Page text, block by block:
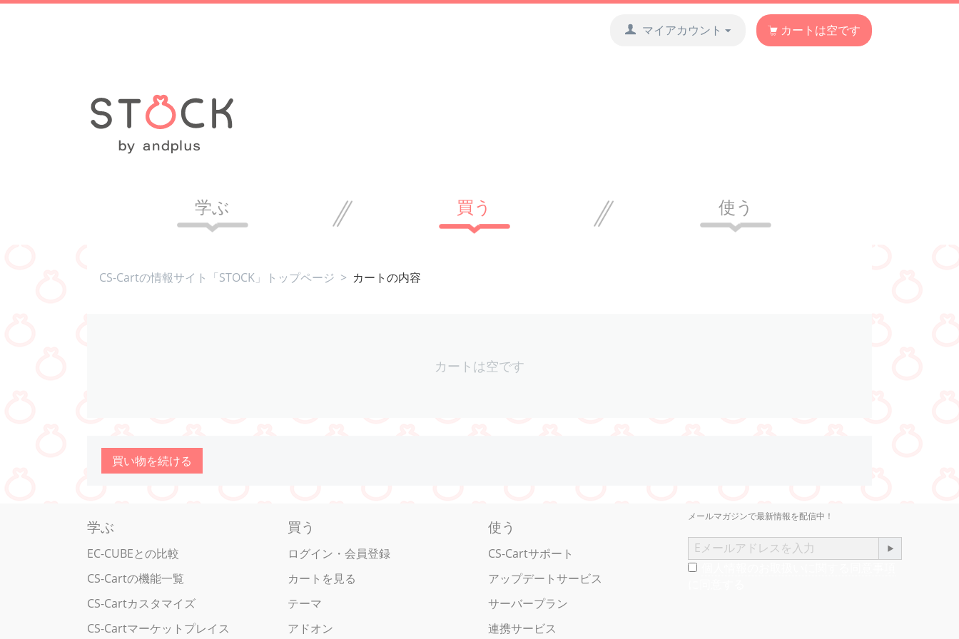
カートは空です
マイアカウント
学ぶ 買う 使う
CS-Cartの情報サイト「STOCK」トップページ > カートの内容
カートは空です
買い物を続ける
学ぶ
EC-CUBEとの比較
CS-Cartの機能一覧
CS-Cartカスタマイズ
CS-Cartマーケットプレイス
買う
ログイン・会員登録
カートを見る
テーマ
アドオン
使う
CS-Cartサポート
アップデートサービス
サーバープラン
連携サービス
メールマガジンで最新情報を配信中！